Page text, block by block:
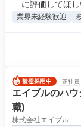
に評価してほし
業界未経験歓迎
正社員
エイブルのハ
職)
株式会社エイブル